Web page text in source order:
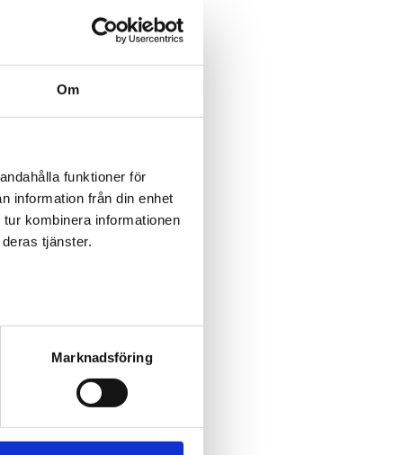
Om
funktioner för
information från din enhet
kombinera informationen
tjänster.
Marknadsföring